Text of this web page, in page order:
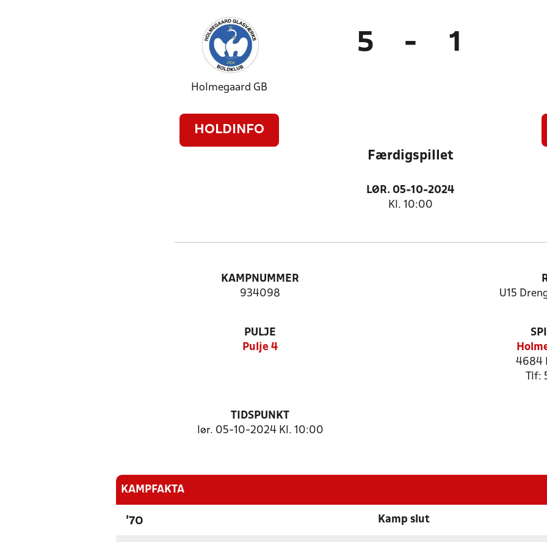
Holmegaard GB
HOLDINFO
5 - 1
Færdigspillet
LØR. 05-10-2024
Kl. 10:00
KAMPNUMMER
934098
U15
PULJE
Pulje 4
4684
Tlf:
TIDSPUNKT
lør. 05-10-2024 Kl. 10:00
KAMPFAKTA
'70 Kamp slut